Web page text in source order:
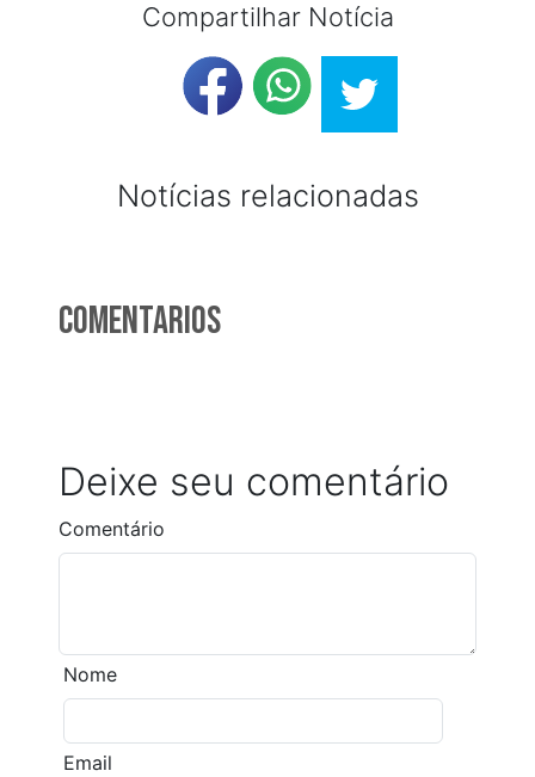
Compartilhar Notícia
Notícias relacionadas
Comentarios
Deixe seu comentário
Comentário
Nome
Email